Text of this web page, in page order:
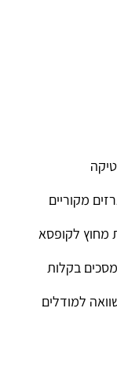
מקוריים
בקלות
למודלים